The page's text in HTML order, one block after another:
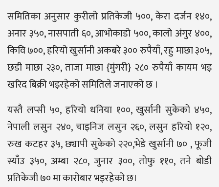
समितिका अनुसार कुरीलो प्रतिकेजी ५००, केरा दर्जन १४०,
अनार ३५०, नासपाती ६०, आभोकाडो ५००, कालो अंगुर ४००,
किवि ७००, हरियो खुर्सानी अकबरे ३०० रुपैयाँ, रहु माछा ३०५,
छडी माछा २३०, ताजा माछा {मुंगरी} २८० रुपैयाँ कायम भइ
खरिद बिक्री भइरहेको समितिले जनाएको छ ।
यस्तै लप्सी ५०, हरियो धनिया १००, खुर्सानी सुकेको ४५०,
नेपाली लसुन २४०, चाइनिज लसुन २६०, लसुन हरियो १२०,
रुख कटहर ३५, छ्यापी सुकेको २२०,भेडे खुर्सानी ७० , फूजी
स्याँउ ३५०, अम्बा २८०, जुनार ३००, तोफु ११०, तने बोडी
प्रतिकेजी ७० मा कारोबार भइरहेको छ।